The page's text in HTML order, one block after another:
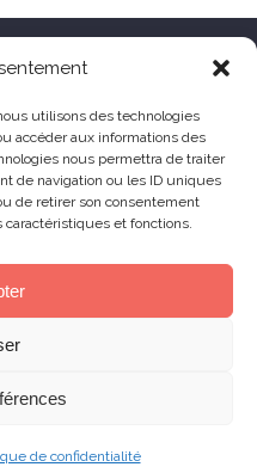
utilisons des technologies
accéder aux informations des
nous permettra de traiter
de navigation ou les ID uniques
de retirer son consentement
et fonctions.
de confidentialité